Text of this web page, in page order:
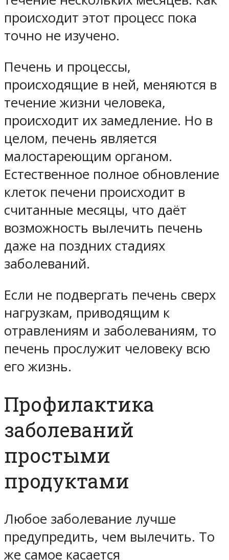
происходит этот процесс пока
точно не изучено.
Печень и процессы,
происходящие в ней, меняются в
течение жизни человека,
происходит их замедление. Но в
целом, печень является
малостареющим органом.
Естественное полное обновление
клеток печени происходит в
считанные месяцы, что даёт
возможность вылечить печень
даже на поздних стадиях
заболеваний.
Если не подвергать печень сверх
нагрузкам, приводящим к
отравлениям и заболеваниям, то
печень прослужит человеку всю
его жизнь.
Профилактика
заболеваний
простыми
продуктами
Любое заболевание лучше
предупредить, чем вылечить. То
же самое касается